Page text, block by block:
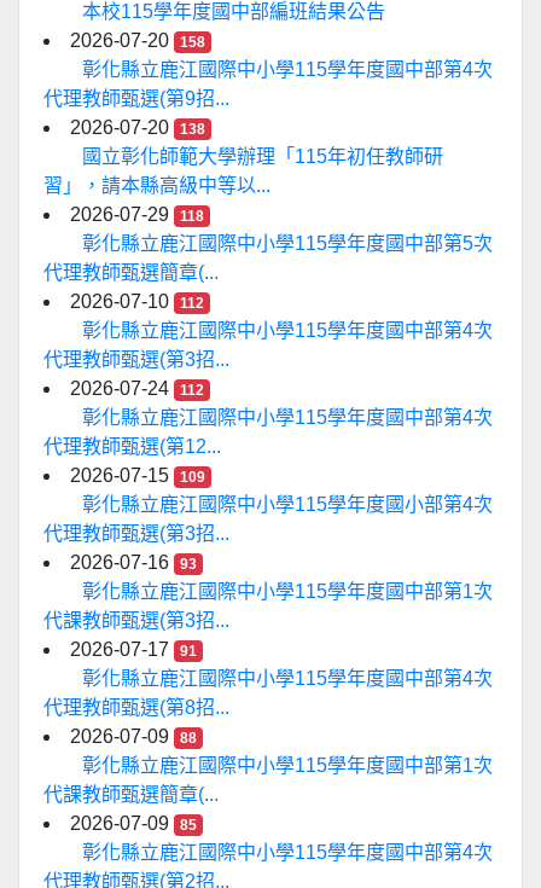
本校115學年度國中部編班結果公告
2026-07-20
158
彰化縣立鹿江國際中小學115學年度國中部第4次
代理教師甄選(第9招...
2026-07-20
138
國立彰化師範大學辦理「115年初任教師研
習」，請本縣高級中等以...
2026-07-29
118
彰化縣立鹿江國際中小學115學年度國中部第5次
代理教師甄選簡章(...
2026-07-10
112
彰化縣立鹿江國際中小學115學年度國中部第4次
代理教師甄選(第3招...
2026-07-24
112
彰化縣立鹿江國際中小學115學年度國中部第4次
代理教師甄選(第12...
2026-07-15
109
彰化縣立鹿江國際中小學115學年度國小部第4次
代理教師甄選(第3招...
2026-07-16
93
彰化縣立鹿江國際中小學115學年度國中部第1次
代課教師甄選(第3招...
2026-07-17
91
彰化縣立鹿江國際中小學115學年度國中部第4次
代理教師甄選(第8招...
2026-07-09
88
彰化縣立鹿江國際中小學115學年度國中部第1次
代課教師甄選簡章(...
2026-07-09
85
彰化縣立鹿江國際中小學115學年度國中部第4次
代理教師甄選(第2招...